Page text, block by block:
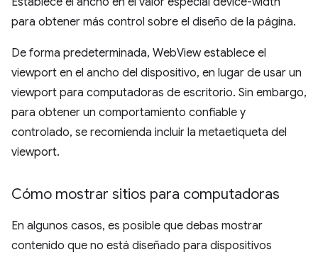
para obtener más control sobre el diseño de la página.
De forma predeterminada, WebView establece el
viewport en el ancho del dispositivo, en lugar de usar un
viewport para computadoras de escritorio. Sin embargo,
para obtener un comportamiento confiable y
controlado, se recomienda incluir la metaetiqueta del
viewport.
Cómo mostrar sitios para computadoras
En algunos casos, es posible que debas mostrar
contenido que no está diseñado para dispositivos